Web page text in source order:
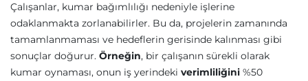
Çalışanlar, kumar bağımlılığı nedeniyle işlerine
odaklanmakta zorlanabilirler. Bu da, projelerin zamanında
tamamlanmaması ve hedeflerin gerisinde kalınması gibi
sonuçlar doğurur. Örneğin, bir çalışanın sürekli olarak
kumar oynaması, onun iş yerindeki verimliliğini %50